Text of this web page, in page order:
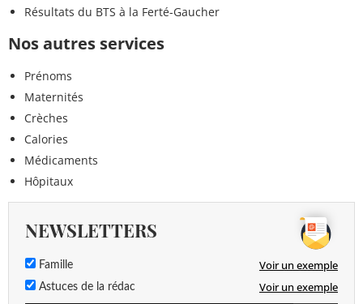
Résultats du BTS à la Ferté-Gaucher
Nos autres services
Prénoms
Maternités
Crèches
Calories
Médicaments
Hôpitaux
NEWSLETTERS
Famille Voir un exemple
Astuces de la rédac Voir un exemple